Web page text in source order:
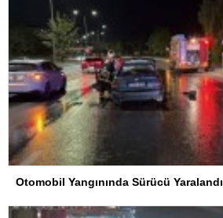
Otomobil Yangınında Sürücü Yaralandı